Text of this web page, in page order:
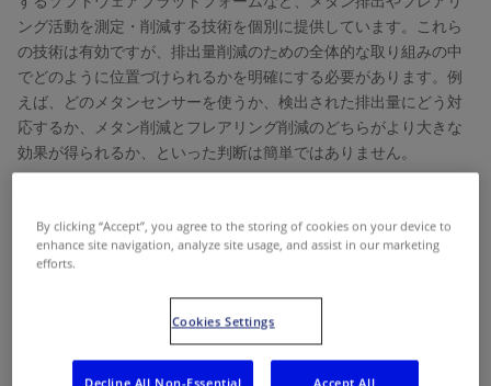
ング活動を測定・削減する技術を個別に提供しています。これら
の技術は有効ですが、排出量削減のための全体的な取り組みの中
でどのように位置づけられるかを明確にする必要があります。例
えば、どのメタンセンサーを使うか、検出された排出量にどう対
応するか、メタン削減とフレアリング削減のどちらがより大きな
効果が得られるか、といった判断は簡単ではありません。
制やイニシアチブをビジネスリスク評価に組み込むことは喫緊の
課題です。規制当局からだけでなく、投資家、消費者、従業員、
ダイナミックに進化する排出量管理の展望をナビゲートすること
は大きな挑戦です。現行の規制が進化し、また新たな規制が実施
By clicking “Accept”, you agree to the storing of cookies on your device to
enhance site navigation, analyze site usage, and assist in our marketing
efforts.
Cookies Settings
Decline All Non-Essential Accept All